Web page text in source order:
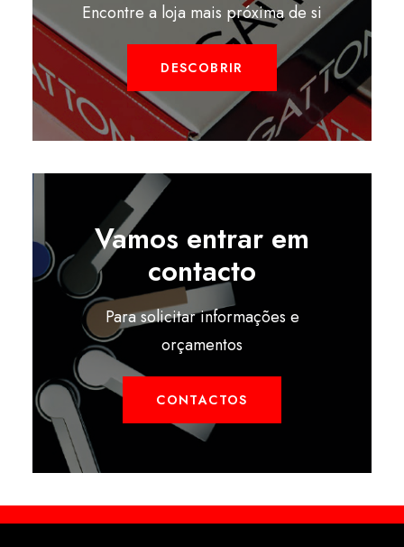
Encontre a loja mais próxima de si
DESCOBRIR
Vamos entrar em
contacto
Para solicitar informações e
orçamentos
CONTACTOS